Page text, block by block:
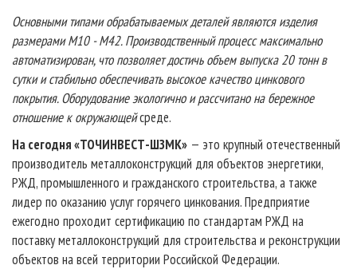
Основными типами обрабатываемых деталей являются изделия
размерами М10 - М42. Производственный процесс максимально
автоматизирован, что позволяет достичь объем выпуска 20 тонн в
сутки и стабильно обеспечивать высокое качество цинкового
покрытия. Оборудование экологично и рассчитано на бережное
отношение к окружающейсреде.
На сегодня «ТОЧИНВЕСТ-ШЗМК» — это крупный отечественный
производитель металлоконструкций для объектов энергетики,
РЖД, промышленного и гражданского строительства, а также
лидер по оказанию услуг горячего цинкования. Предприятие
ежегодно проходит сертификацию по стандартам РЖД на
поставку металлоконструкций для строительства и реконструкции
объектов на всей территории Российской Федерации.